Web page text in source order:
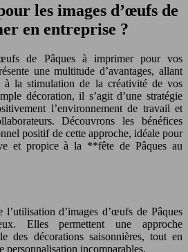
les images d’œufs de
en entreprise ?
de Pâques à imprimer pour vos
une multitude d’avantages, allant
à la stimulation de la créativité de vos
décoration, il s’agit d’une stratégie
l’environnement de travail et
Découvrons les bénéfices
positif de cette approche, idéale pour
et propice à la **fête de Pâques au
l’utilisation d’images d’œufs de Pâques
Elles permettent une approche
des décorations saisonnières, tout en
incomparables.